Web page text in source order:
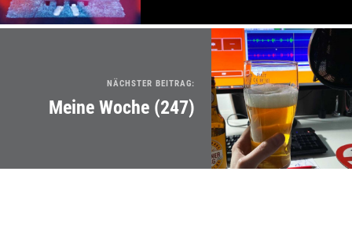
NÄCHSTER BEITRAG:
Meine Woche (247)